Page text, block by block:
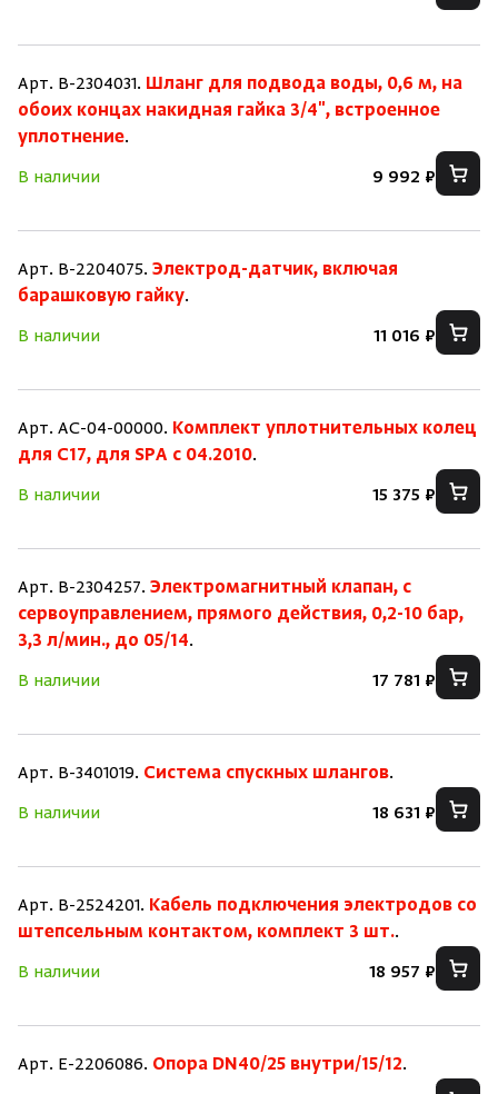
Арт. B-2304031. Шланг для подвода воды, 0,6 м, на
обоих концах накидная гайка 3/4", встроенное
уплотнение.
В наличии
9 992 ₽
Арт. B-2204075. Электрод-датчик, включая
барашковую гайку.
В наличии
11 016 ₽
Арт. AC-04-00000. Комплект уплотнительных колец
для C17, для SPA c 04.2010.
В наличии
15 375 ₽
Арт. B-2304257. Электромагнитный клапан, с
сервоуправлением, прямого действия, 0,2-10 бар,
3,3 л/мин., до 05/14.
В наличии
17 781 ₽
Арт. B-3401019. Система спускных шлангов.
В наличии
18 631 ₽
Арт. B-2524201. Кабель подключения электродов со
штепсельным контактом, комплект 3 шт..
В наличии
18 957 ₽
Арт. E-2206086. Опора DN40/25 внутри/15/12.